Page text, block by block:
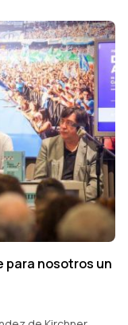
para nosotros un